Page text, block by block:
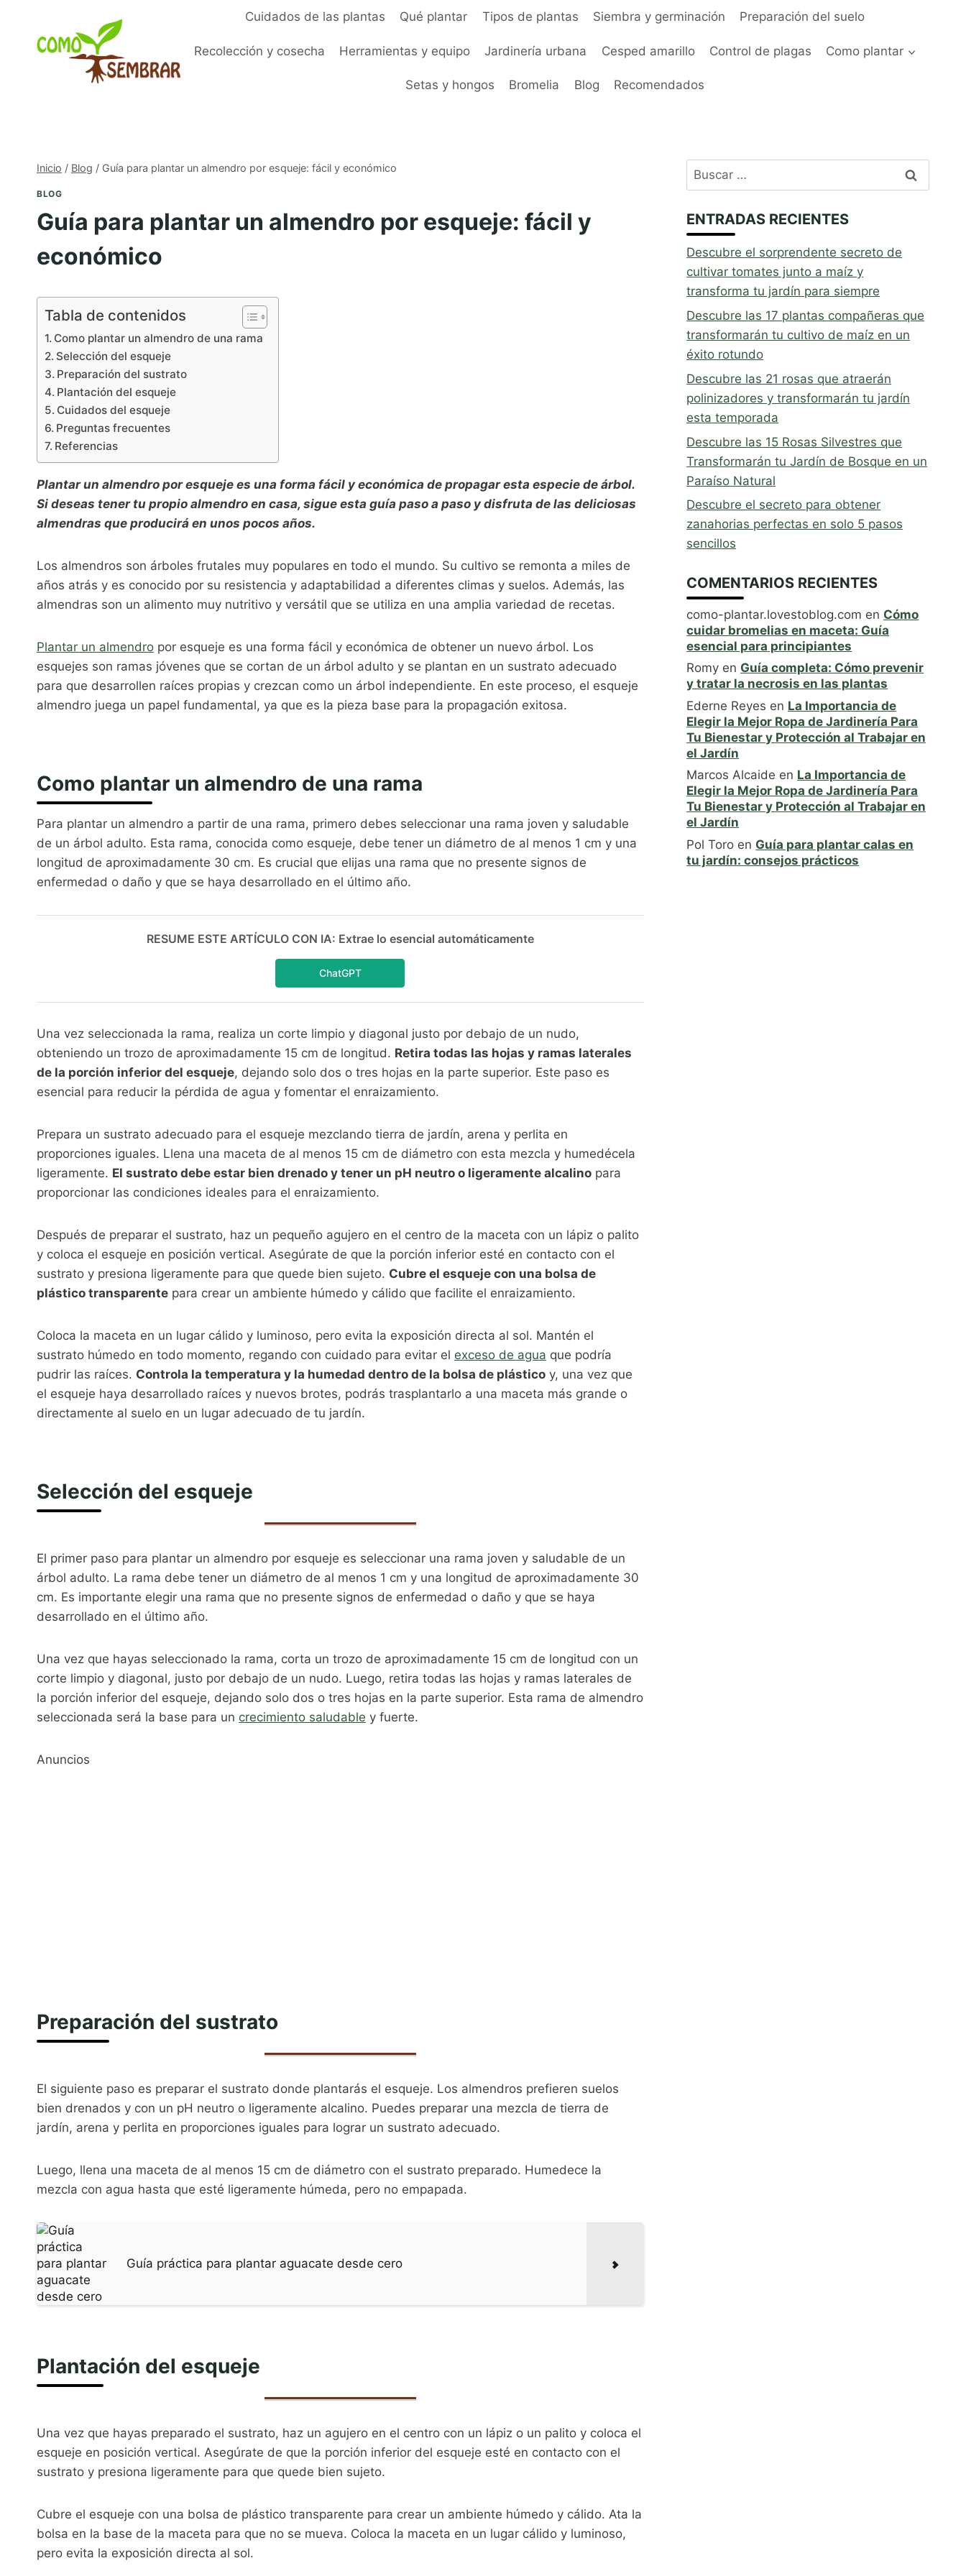
contenido
Cuidados de las plantas Qué plantar Tipos de plantas Siembra y germinación Preparación del suelo
Recolección y cosecha Herramientas y equipo Jardinería urbana Cesped amarillo Control de plagas Como plantar
Setas y hongos Bromelia Blog Recomendados
Inicio / Blog / Guía para plantar un almendro por esqueje: fácil y económico
BLOG
Guía para plantar un almendro por esqueje: fácil y
económico
Tabla de contenidos
Como plantar un almendro de una rama
Selección del esqueje
Preparación del sustrato
Plantación del esqueje
Cuidados del esqueje
Preguntas frecuentes
Referencias
Plantar un almendro por esqueje es una forma fácil y económica de propagar esta especie de árbol.
Si deseas tener tu propio almendro en casa, sigue esta guía paso a paso y disfruta de las deliciosas
almendras que producirá en unos pocos años.
Los almendros son árboles frutales muy populares en todo el mundo. Su cultivo se remonta a miles de
años atrás y es conocido por su resistencia y adaptabilidad a diferentes climas y suelos. Además, las
almendras son un alimento muy nutritivo y versátil que se utiliza en una amplia variedad de recetas.
Plantar un almendro por esqueje es una forma fácil y económica de obtener un nuevo árbol. Los
esquejes son ramas jóvenes que se cortan de un árbol adulto y se plantan en un sustrato adecuado
para que desarrollen raíces propias y crezcan como un árbol independiente. En este proceso, el esqueje
almendro juega un papel fundamental, ya que es la pieza base para la propagación exitosa.
Como plantar un almendro de una rama
Para plantar un almendro a partir de una rama, primero debes seleccionar una rama joven y saludable
de un árbol adulto. Esta rama, conocida como esqueje, debe tener un diámetro de al menos 1 cm y una
longitud de aproximadamente 30 cm. Es crucial que elijas una rama que no presente signos de
enfermedad o daño y que se haya desarrollado en el último año.
RESUME ESTE ARTÍCULO CON IA: Extrae lo esencial automáticamente
ChatGPT
Una vez seleccionada la rama, realiza un corte limpio y diagonal justo por debajo de un nudo,
obteniendo un trozo de aproximadamente 15 cm de longitud. Retira todas las hojas y ramas laterales
de la porción inferior del esqueje, dejando solo dos o tres hojas en la parte superior. Este paso es
esencial para reducir la pérdida de agua y fomentar el enraizamiento.
Prepara un sustrato adecuado para el esqueje mezclando tierra de jardín, arena y perlita en
proporciones iguales. Llena una maceta de al menos 15 cm de diámetro con esta mezcla y humedécela
ligeramente. El sustrato debe estar bien drenado y tener un pH neutro o ligeramente alcalino para
proporcionar las condiciones ideales para el enraizamiento.
Después de preparar el sustrato, haz un pequeño agujero en el centro de la maceta con un lápiz o palito
y coloca el esqueje en posición vertical. Asegúrate de que la porción inferior esté en contacto con el
sustrato y presiona ligeramente para que quede bien sujeto. Cubre el esqueje con una bolsa de
plástico transparente para crear un ambiente húmedo y cálido que facilite el enraizamiento.
Coloca la maceta en un lugar cálido y luminoso, pero evita la exposición directa al sol. Mantén el
sustrato húmedo en todo momento, regando con cuidado para evitar el exceso de agua que podría
pudrir las raíces. Controla la temperatura y la humedad dentro de la bolsa de plástico y, una vez que
el esqueje haya desarrollado raíces y nuevos brotes, podrás trasplantarlo a una maceta más grande o
directamente al suelo en un lugar adecuado de tu jardín.
Selección del esqueje
El primer paso para plantar un almendro por esqueje es seleccionar una rama joven y saludable de un
árbol adulto. La rama debe tener un diámetro de al menos 1 cm y una longitud de aproximadamente 30
cm. Es importante elegir una rama que no presente signos de enfermedad o daño y que se haya
desarrollado en el último año.
Una vez que hayas seleccionado la rama, corta un trozo de aproximadamente 15 cm de longitud con un
corte limpio y diagonal, justo por debajo de un nudo. Luego, retira todas las hojas y ramas laterales de
la porción inferior del esqueje, dejando solo dos o tres hojas en la parte superior. Esta rama de almendro
seleccionada será la base para un crecimiento saludable y fuerte.
Anuncios
Preparación del sustrato
El siguiente paso es preparar el sustrato donde plantarás el esqueje. Los almendros prefieren suelos
bien drenados y con un pH neutro o ligeramente alcalino. Puedes preparar una mezcla de tierra de
jardín, arena y perlita en proporciones iguales para lograr un sustrato adecuado.
Luego, llena una maceta de al menos 15 cm de diámetro con el sustrato preparado. Humedece la
mezcla con agua hasta que esté ligeramente húmeda, pero no empapada.
Guía práctica para plantar aguacate desde cero
Plantación del esqueje
Una vez que hayas preparado el sustrato, haz un agujero en el centro con un lápiz o un palito y coloca el
esqueje en posición vertical. Asegúrate de que la porción inferior del esqueje esté en contacto con el
sustrato y presiona ligeramente para que quede bien sujeto.
Cubre el esqueje con una bolsa de plástico transparente para crear un ambiente húmedo y cálido. Ata la
bolsa en la base de la maceta para que no se mueva. Coloca la maceta en un lugar cálido y luminoso,
pero evita la exposición directa al sol.
Buscar:
ENTRADAS RECIENTES
Descubre el sorprendente secreto de
cultivar tomates junto a maíz y
transforma tu jardín para siempre
Descubre las 17 plantas compañeras que
transformarán tu cultivo de maíz en un
éxito rotundo
Descubre las 21 rosas que atraerán
polinizadores y transformarán tu jardín
esta temporada
Descubre las 15 Rosas Silvestres que
Transformarán tu Jardín de Bosque en un
Paraíso Natural
Descubre el secreto para obtener
zanahorias perfectas en solo 5 pasos
sencillos
COMENTARIOS RECIENTES
como-plantar.lovestoblog.com en Cómo
cuidar bromelias en maceta: Guía
esencial para principiantes
Romy en Guía completa: Cómo prevenir
y tratar la necrosis en las plantas
Ederne Reyes en La Importancia de
Elegir la Mejor Ropa de Jardinería Para
Tu Bienestar y Protección al Trabajar en
el Jardín
Marcos Alcaide en La Importancia de
Elegir la Mejor Ropa de Jardinería Para
Tu Bienestar y Protección al Trabajar en
el Jardín
Pol Toro en Guía para plantar calas en
tu jardín: consejos prácticos